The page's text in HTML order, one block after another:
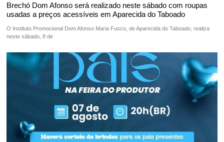
Brechó Dom Afonso será realizado neste sábado com roupas
usadas a preços acessíveis em Aparecida do Taboado
O Instituto Promocional Dom Afonso Maria Fusco, de Aparecida do Taboado, realiza
neste sábado, 8 de